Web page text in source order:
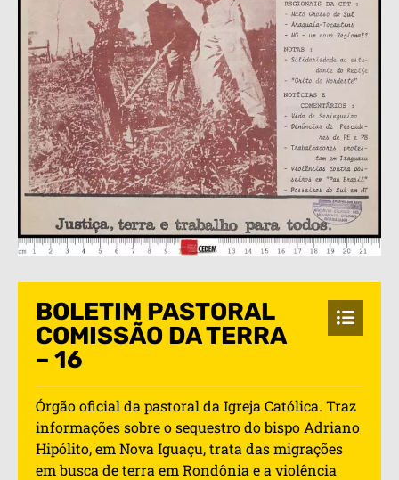
BOLETIM PASTORAL
COMISSÃO DA TERRA
– 16
Órgão oficial da pastoral da Igreja Católica. Traz
informações sobre o sequestro do bispo Adriano
Hipólito, em Nova Iguaçu, trata das migrações
em busca de terra em Rondônia e a violência